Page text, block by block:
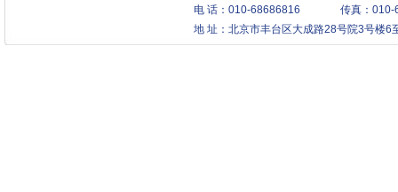
电 话：010-68686816 传真：
地 址：北京市丰台区大成路28号院